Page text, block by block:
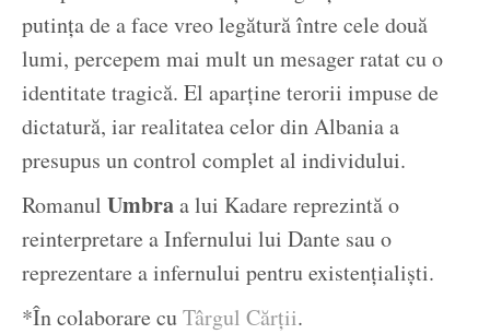
putința de a face vreo legătură între cele două
lumi, percepem mai mult un mesager ratat cu o
identitate tragică. El aparține terorii impuse de
dictatură, iar realitatea celor din Albania a
presupus un control complet al individului.
Romanul Umbraa lui Kadare reprezintă o
reinterpretare a Infernului lui Dante sau o
reprezentare a infernului pentru existențialiști.
*În colaborare cuTârgul Cărții.